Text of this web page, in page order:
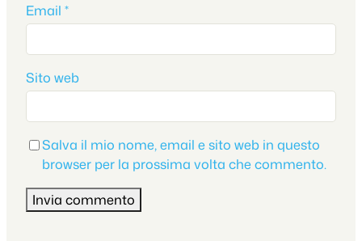
Email *
Sito web
Salva il mio nome, email e sito web in questo
browser per la prossima volta che commento.